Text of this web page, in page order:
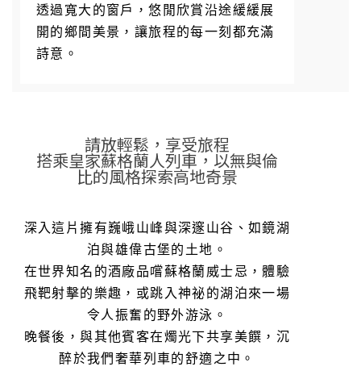
透過寬大的窗戶，悠閒欣賞沿途緩緩展
開的鄉間美景，讓旅程的每一刻都充滿
詩意。
請放輕鬆，享受旅程
搭乘皇家蘇格蘭人列車，以無與倫
比的風格探索高地奇景
深入這片擁有巍峨山峰與深邃山谷、如鏡湖
泊與雄偉古堡的土地。
在世界知名的酒廠品嚐蘇格蘭威士忌，體驗
飛靶射擊的樂趣，或跳入神祕的湖泊來一場
令人振奮的野外游泳。
晚餐後，與其他賓客在燭光下共享美饌，沉
醉於我們奢華列車的舒適之中。